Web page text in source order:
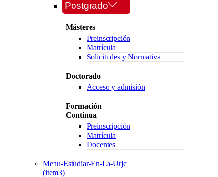
Postgrado
Másteres
Preinscripción
Matrícula
Solicitudes y Normativa
Doctorado
Acceso y admisión
Formación
Continua
Preinscripción
Matrícula
Docentes
Menu-Estudiar-En-La-Urjc
(item3)